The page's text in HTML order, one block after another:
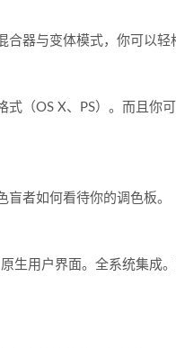
合器与变体模式，你可以轻
式（OS X、PS）。而且
盲者如何看待你的调色板。
生用户界面。全系统集成